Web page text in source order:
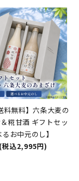
料無料】六条大麦の
糀甘酒 ギフトセッ
お中元のし】
込2,995円)